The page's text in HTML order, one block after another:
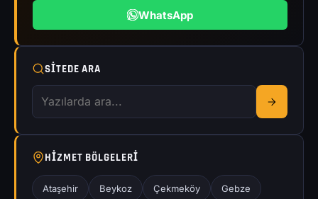
WhatsApp
SITEDE ARA
HIZMET BÖLGELERI
Ataşehir Beykoz Çekmeköy Gebze